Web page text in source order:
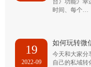
台》功能》幸
时间、每个…
19
2022-09
如何玩转微
今天和大家分
自己的私域转